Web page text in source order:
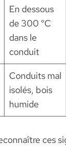
En dessous
de 300 °C
dans le
conduit
Conduits mal
isolés, bois
humide
ces